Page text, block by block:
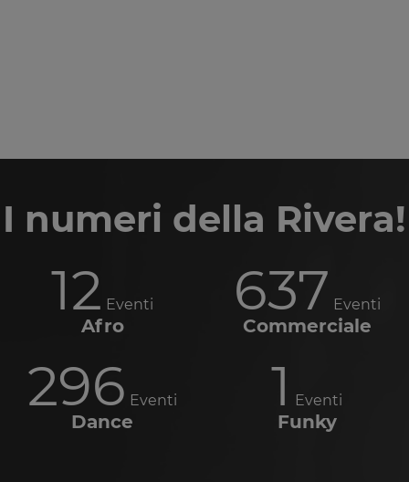
I numeri della Rivera!
12 Eventi
Afro
637 Eventi
Commerciale
296 Eventi
Dance
1 Eventi
Funky